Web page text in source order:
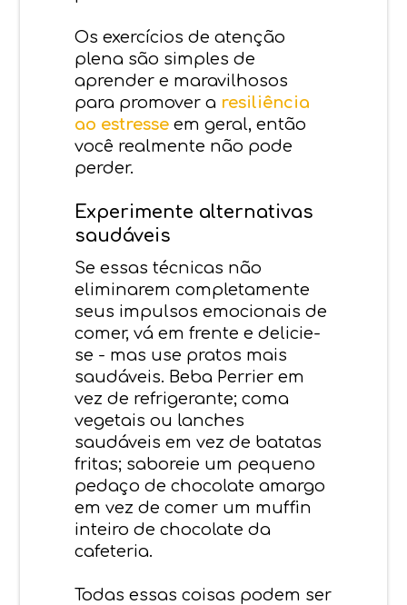
Os exercícios de atenção
plena são simples de
aprender e maravilhosos
para promover a resiliência
ao estresse em geral, então
você realmente não pode
perder.
Experimente alternativas
saudáveis
Se essas técnicas não
eliminarem completamente
seus impulsos emocionais de
comer, vá em frente e delicie-
se - mas use pratos mais
saudáveis. Beba Perrier em
vez de refrigerante; coma
vegetais ou lanches
saudáveis em vez de batatas
fritas; saboreie um pequeno
pedaço de chocolate amargo
em vez de comer um muffin
inteiro de chocolate da
cafeteria.
Todas essas coisas podem ser